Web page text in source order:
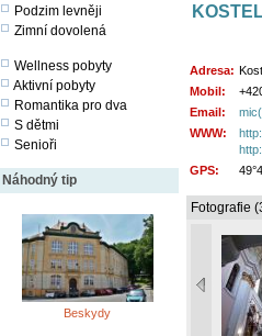
Podzim levněji
Zimní dovolená
Wellness pobyty
Aktivní pobyty
Romantika pro dva
S dětmi
Senioři
Náhodný tip
Beskydy
Adresa:
Mobil:
Email:
WWW:
GPS:
Fotografie